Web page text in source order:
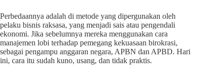
Perbedaannya adalah di metode yang dipergunakan oleh
pelaku bisnis raksasa, yang menjadi sais atau pengendali
ekonomi. Jika sebelumnya mereka menggunakan cara
manajemen lobi terhadap pemegang kekuasaan birokrasi,
sebagai pengampu anggaran negara, APBN dan APBD. Hari
ini, cara itu sudah kuno, usang, dan tidak praktis.